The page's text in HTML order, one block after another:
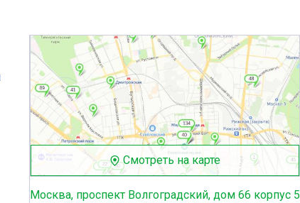
Смотреть на карте
Москва, проспект Волгоградский, дом 66 корпус 5